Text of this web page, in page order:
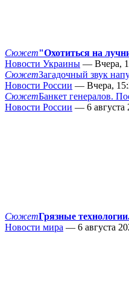
Сюжет"Охотиться на
Новости Украины — Вчера,
СюжетЗагадочный звук
Новости России — Вчера,
СюжетБанкет генералов.
Новости России — 6 августа
СюжетГрязные
Новости мира — 6 августа